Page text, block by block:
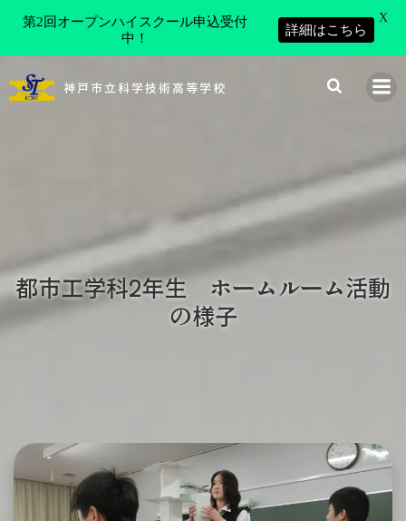
ン
ッ
プ
神戸市立科学技術高等学校
都市工学科2年生 ホームルーム活動
の様子
第2回オープンハイスクール申込受付
中！
詳細はこちら
X